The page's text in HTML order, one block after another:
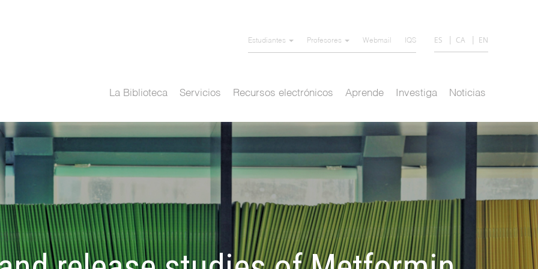
Estudiantes Profesores Webmail IQS ES CA EN
La Biblioteca Servicios Recursos electrónicos Aprende Investiga Noticias